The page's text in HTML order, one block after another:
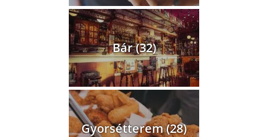
Bár (32)
Gyorsétterem (28)